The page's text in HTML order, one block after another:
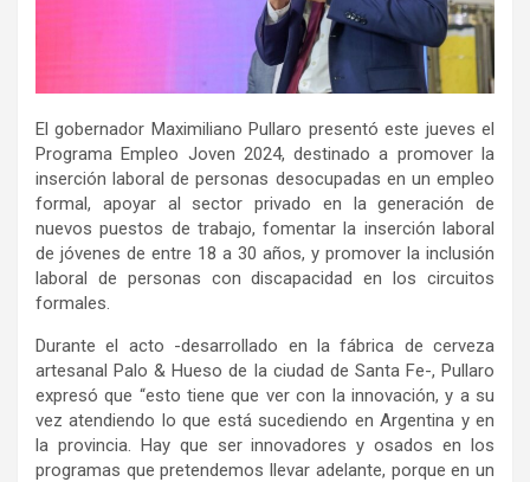
El gobernador Maximiliano Pullaro presentó este jueves el
Programa Empleo Joven 2024, destinado a promover la
inserción laboral de personas desocupadas en un empleo
formal, apoyar al sector privado en la generación de
nuevos puestos de trabajo, fomentar la inserción laboral
de jóvenes de entre 18 a 30 años, y promover la inclusión
laboral de personas con discapacidad en los circuitos
formales.
Durante el acto -desarrollado en la fábrica de cerveza
artesanal Palo & Hueso de la ciudad de Santa Fe-, Pullaro
expresó que “esto tiene que ver con la innovación, y a su
vez atendiendo lo que está sucediendo en Argentina y en
la provincia. Hay que ser innovadores y osados en los
programas que pretendemos llevar adelante, porque en un